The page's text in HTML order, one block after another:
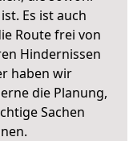
Es ist auch
Route frei von
Hindernissen
haben wir
die Planung,
Sachen